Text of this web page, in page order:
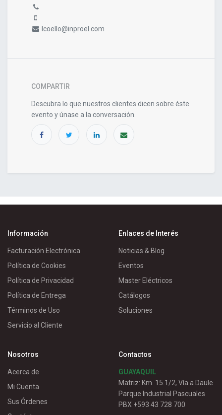
lcoello@inproel.com
COMPARTIR
Descubra lo que nuestros clientes dicen sobre éste
evento y únase a la conversación.
Información
Facturación Electrónica
Política de Cookies
Política de Privacidad
Política de Entrega
Términos de Uso
Servicio al Cliente
Enlaces de Interés
Noticias & Blog
Eventos
Master Eléctricos
Catálogos
Soluciones
Nosotros
Acerca de
Mi Cuenta
Sus Órdenes
Contactos
GUAYAQUIL
Matriz: Km. 15.1/2, Vía a Daule
Parque Industrial Pascuales
PBX +593 43 728 700